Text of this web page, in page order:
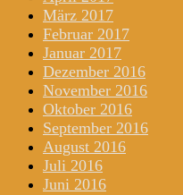
März 2017
Februar 2017
Januar 2017
Dezember 2016
November 2016
Oktober 2016
September 2016
August 2016
Juli 2016
Juni 2016